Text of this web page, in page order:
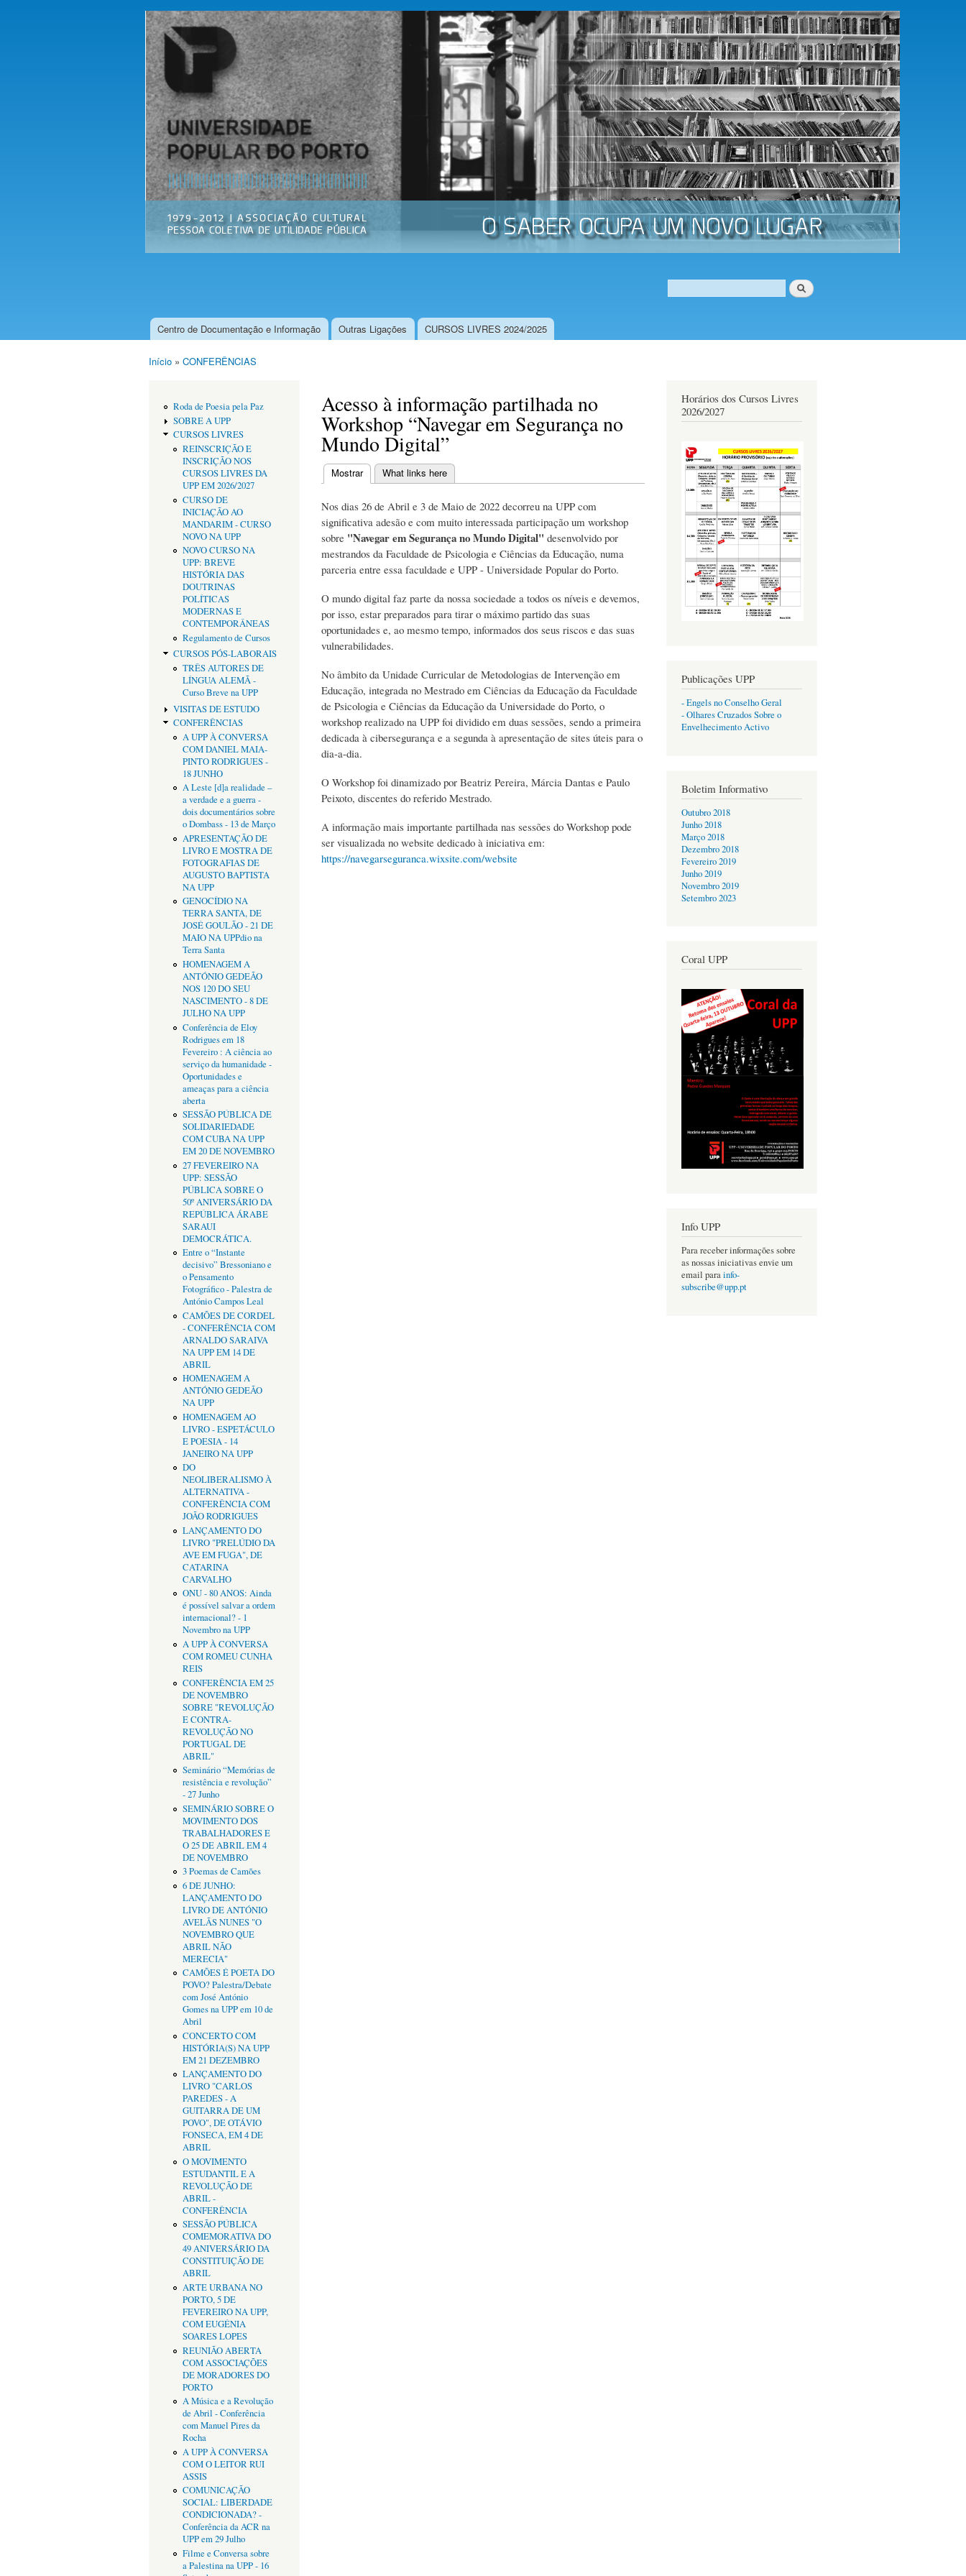
Passar
para o
conteúdo
principal
Universidade
Popular do
Porto
Associação
Cultural
Formulário de procura
Procurar
Menu principal
Centro de Documentação e Informação Outras Ligações CURSOS LIVRES 2024/2025
Início » CONFERÊNCIAS
Roda de Poesia pela Paz
SOBRE A UPP
CURSOS LIVRES
REINSCRIÇÃO E
INSCRIÇÃO NOS
CURSOS LIVRES DA
UPP EM 2026/2027
CURSO DE
INICIAÇÃO AO
MANDARIM - CURSO
NOVO NA UPP
NOVO CURSO NA
UPP: BREVE
HISTÓRIA DAS
DOUTRINAS
POLÍTICAS
MODERNAS E
CONTEMPORÂNEAS
Regulamento de Cursos
CURSOS PÓS-LABORAIS
TRÊS AUTORES DE
LÍNGUA ALEMÃ -
Curso Breve na UPP
VISITAS DE ESTUDO
CONFERÊNCIAS
A UPP À CONVERSA
COM DANIEL MAIA-
PINTO RODRIGUES -
18 JUNHO
A Leste [d]a realidade –
a verdade e a guerra -
dois documentários sobre
o Dombass - 13 de Março
APRESENTAÇÃO DE
LIVRO E MOSTRA DE
FOTOGRAFIAS DE
AUGUSTO BAPTISTA
NA UPP
GENOCÍDIO NA
TERRA SANTA, DE
JOSÉ GOULÃO - 21 DE
MAIO NA UPPdio na
Terra Santa
HOMENAGEM A
ANTÓNIO GEDEÃO
NOS 120 DO SEU
NASCIMENTO - 8 DE
JULHO NA UPP
Conferência de Eloy
Rodrigues em 18
Fevereiro : A ciência ao
serviço da humanidade -
Oportunidades e
ameaças para a ciência
aberta
SESSÃO PÚBLICA DE
SOLIDARIEDADE
COM CUBA NA UPP
EM 20 DE NOVEMBRO
27 FEVEREIRO NA
UPP: SESSÃO
PÚBLICA SOBRE O
50º ANIVERSÁRIO DA
REPÚBLICA ÁRABE
SARAUI
DEMOCRÁTICA.
Entre o “Instante
decisivo” Bressoniano e
o Pensamento
Fotográfico - Palestra de
António Campos Leal
CAMÕES DE CORDEL
- CONFERÊNCIA COM
ARNALDO SARAIVA
NA UPP EM 14 DE
ABRIL
HOMENAGEM A
ANTÓNIO GEDEÃO
NA UPP
HOMENAGEM AO
LIVRO - ESPETÁCULO
E POESIA - 14
JANEIRO NA UPP
DO
NEOLIBERALISMO À
ALTERNATIVA -
CONFERÊNCIA COM
JOÃO RODRIGUES
LANÇAMENTO DO
LIVRO "PRELÚDIO DA
AVE EM FUGA", DE
CATARINA
CARVALHO
ONU - 80 ANOS: Ainda
é possível salvar a ordem
internacional? - 1
Novembro na UPP
A UPP À CONVERSA
COM ROMEU CUNHA
REIS
CONFERÊNCIA EM 25
DE NOVEMBRO
SOBRE "REVOLUÇÃO
E CONTRA-
REVOLUÇÃO NO
PORTUGAL DE
ABRIL"
Seminário “Memórias de
resistência e revolução”
- 27 Junho
SEMINÁRIO SOBRE O
MOVIMENTO DOS
TRABALHADORES E
O 25 DE ABRIL EM 4
DE NOVEMBRO
3 Poemas de Camões
6 DE JUNHO:
LANÇAMENTO DO
LIVRO DE ANTÓNIO
AVELÃS NUNES "O
NOVEMBRO QUE
ABRIL NÃO
MERECIA"
CAMÕES É POETA DO
POVO? Palestra/Debate
com José António
Gomes na UPP em 10 de
Abril
CONCERTO COM
HISTÓRIA(S) NA UPP
EM 21 DEZEMBRO
LANÇAMENTO DO
LIVRO "CARLOS
PAREDES - A
GUITARRA DE UM
POVO", DE OTÁVIO
FONSECA, EM 4 DE
ABRIL
O MOVIMENTO
ESTUDANTIL E A
REVOLUÇÃO DE
ABRIL -
CONFERÊNCIA
SESSÃO PÚBLICA
COMEMORATIVA DO
49 ANIVERSÁRIO DA
CONSTITUIÇÃO DE
ABRIL
ARTE URBANA NO
PORTO, 5 DE
FEVEREIRO NA UPP,
COM EUGÉNIA
SOARES LOPES
REUNIÃO ABERTA
COM ASSOCIAÇÕES
DE MORADORES DO
PORTO
A Música e a Revolução
de Abril - Conferência
com Manuel Pires da
Rocha
A UPP À CONVERSA
COM O LEITOR RUI
ASSIS
COMUNICAÇÃO
SOCIAL: LIBERDADE
CONDICIONADA? -
Conferência da ACR na
UPP em 29 Julho
Filme e Conversa sobre
a Palestina na UPP - 16
Acesso à informação partilhada no
Workshop “Navegar em Segurança no
Mundo Digital”
Separadores primários
Mostrar(separador ativo)
What links here
Nos dias 26 de Abril e 3 de Maio de 2022 decorreu na UPP com
significativa adesão e com muito interessada participação um workshop
sobre "Navegar em Segurança no Mundo Digital" desenvolvido por
mestrandos da Faculdade de Psicologia e Ciências da Educação, numa
parceria entre essa faculdade e UPP - Universidade Popular do Porto.
O mundo digital faz parte da nossa sociedade a todos os níveis e devemos,
por isso, estar preparados para tirar o máximo partido das suas
oportunidades e, ao mesmo tempo, informados dos seus riscos e das suas
vulnerabilidades.
No âmbito da Unidade Curricular de Metodologias de Intervenção em
Educação, integrada no Mestrado em Ciências da Educação da Faculdade
de Psicologia e Ciências da Educação da Universidade do Porto, o
workshop realizado na UPP foi dividido em duas sessões, sendo a primeira
dedicada à cibersegurança e a segunda à apresentação de sites úteis para o
dia-a-dia.
O Workshop foi dinamizado por Beatriz Pereira, Márcia Dantas e Paulo
Peixoto, discentes do referido Mestrado.
A informação mais importante partilhada nas sessões do Workshop pode
ser visualizada no website dedicado à iniciativa em:
https://navegarseguranca.wixsite.com/website
Horários dos Cursos Livres
2026/2027
Publicações UPP
- Engels no Conselho Geral
- Olhares Cruzados Sobre o
Envelhecimento Activo
Boletim Informativo
Outubro 2018
Junho 2018
Março 2018
Dezembro 2018
Fevereiro 2019
Junho 2019
Novembro 2019
Setembro 2023
Coral UPP
Info UPP
Para receber informações sobre
as nossas iniciativas envie um
email parainfo-
subscribe@upp.pt